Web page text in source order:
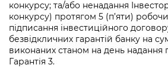
конкурсу; та/або ненадання
конкурсу) протягом 5 (п’яти)
підписання інвестиційного
безвідкличних гарантій банку на
виконаних станом на день надання
Гарантія 3.